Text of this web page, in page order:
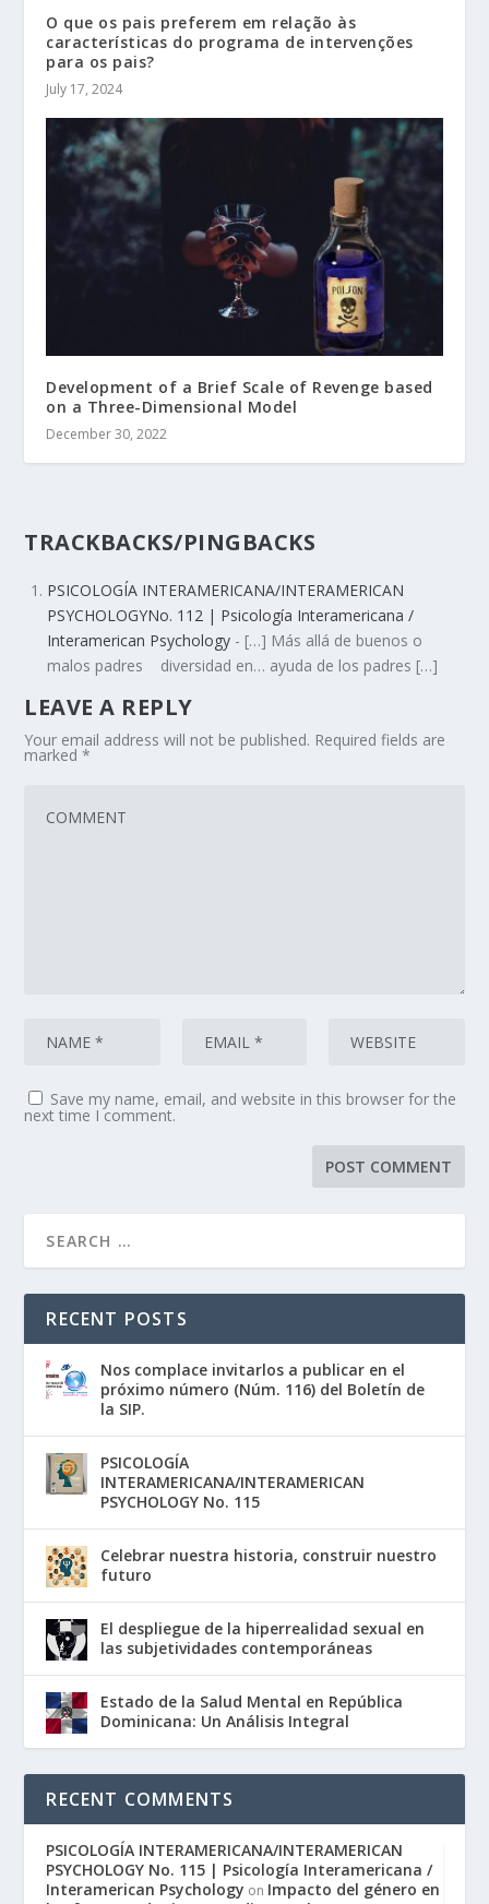
O que os pais preferem em relação às
características do programa de intervenções
para os pais?
July 17, 2024
Development of a Brief Scale of Revenge based
on a Three-Dimensional Model
December 30, 2022
TRACKBACKS/PINGBACKS
PSICOLOGÍA INTERAMERICANA/INTERAMERICAN
PSYCHOLOGYNo. 112 | Psicología Interamericana /
Interamerican Psychology - […] Más allá de buenos o
malos padres diversidad en… ayuda de los padres […]
LEAVE A REPLY
Your email address will not be published. Required fields are
marked*
Save my name, email, and website in this browser for the
next time I comment.
RECENT POSTS
Nos complace invitarlos a publicar en el
próximo número (Núm. 116) del Boletín de
la SIP.
PSICOLOGÍA
INTERAMERICANA/INTERAMERICAN
PSYCHOLOGY No. 115
Celebrar nuestra historia, construir nuestro
futuro
El despliegue de la hiperrealidad sexual en
las subjetividades contemporáneas
Estado de la Salud Mental en República
Dominicana: Un Análisis Integral
RECENT COMMENTS
PSICOLOGÍA INTERAMERICANA/INTERAMERICAN
PSYCHOLOGY No. 115 | Psicología Interamericana /
Interamerican Psychology on Impacto del género en